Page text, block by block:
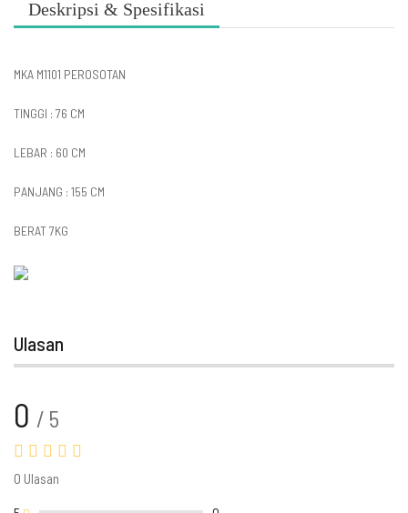
Deskripsi & Spesifikasi
MKA M1101 PEROSOTAN
TINGGI : 76 CM
LEBAR : 60 CM
PANJANG : 155 CM
BERAT 7KG
Ulasan
0 / 5
0 Ulasan